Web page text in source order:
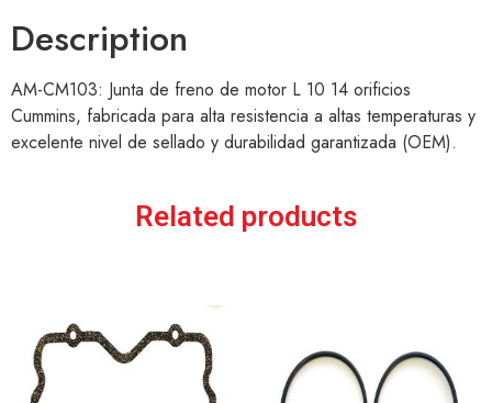
Description
AM-CM103: Junta de freno de motor L 10 14 orificios
Cummins, fabricada para alta resistencia a altas temperaturas y
excelente nivel de sellado y durabilidad garantizada (OEM).
Related products